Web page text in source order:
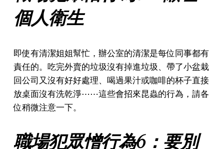
個人衛生
即使有清潔姐姐幫忙，辦公室的清潔是每位同事都有
責任的。吃完外賣的垃圾沒有掉進垃圾、帶了小盆栽
回公司又沒有好好處理、喝過果汁或咖啡的杯子直接
放桌面沒有洗乾淨⋯⋯這些會招來昆蟲的行為，請各
位稍微注意一下。
職場犯眾憎行為6：要別